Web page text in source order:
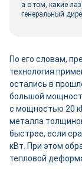
а о том, какие
генеральный
По его словам,
технология
остались в
большой
с мощностью 20
металла
быстрее, если
кВт. При этом
тепловой